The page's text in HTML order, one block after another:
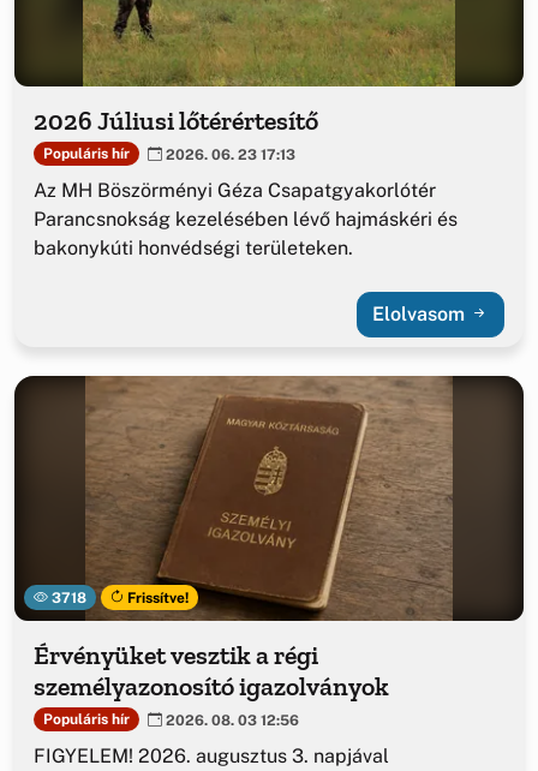
2026 Júliusi lőtérértesítő
Populáris hír 2026. 06. 23 17:13
Az MH Böszörményi Géza Csapatgyakorlótér
Parancsnokság kezelésében lévő hajmáskéri és
bakonykúti honvédségi területeken.
Elolvasom
3718 Frissítve!
Érvényüket vesztik a régi
személyazonosító igazolványok
Populáris hír 2026. 08. 03 12:56
FIGYELEM! 2026. augusztus 3. napjával